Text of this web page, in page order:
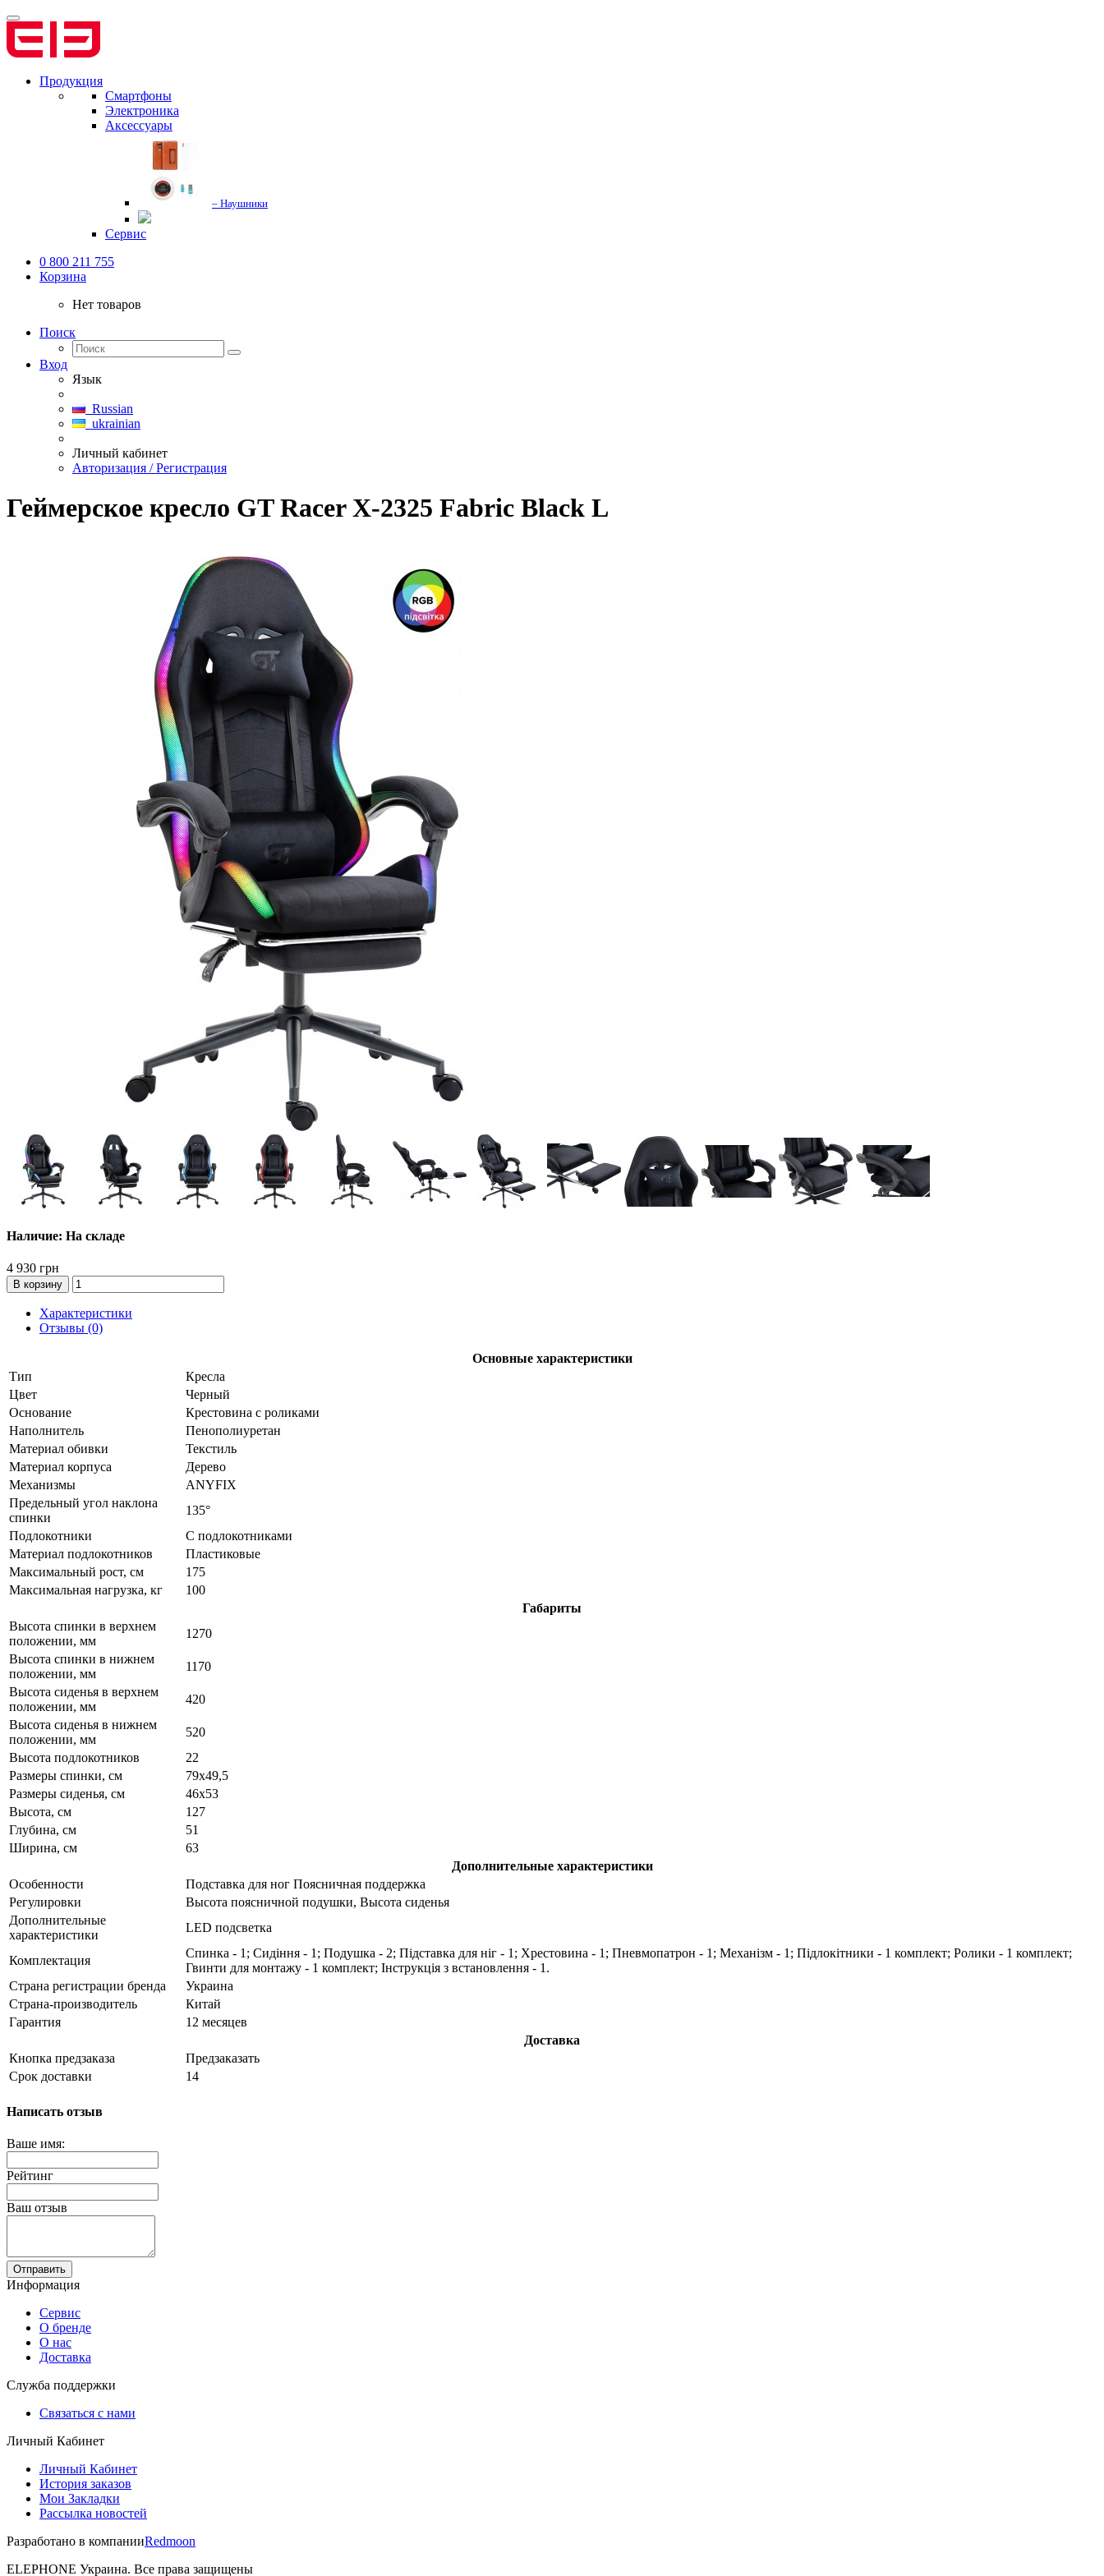
Продукция
Смартфоны
Электроника
Аксессуары
– Наушники
Сервис
0 800 211 755
Корзина
Нет товаров
Поиск
Вход
Язык
Russian
ukrainian
Личный кабинет
Авторизация / Регистрация
Геймерское кресло GT Racer X-2325 Fabric Black L
Наличие: На складе
4 930 грн
В корзину
Характеристики
Отзывы (0)
Основные характеристики
Тип
Кресла
Цвет
Черный
Основание
Крестовина с роликами
Наполнитель
Пенополиуретан
Материал обивки
Текстиль
Материал корпуса
Дерево
Механизмы
ANYFIX
Предельный угол наклона
спинки
135°
Подлокотники
С подлокотниками
Материал подлокотников
Пластиковые
Максимальный рост, см
175
Максимальная нагрузка, кг
100
Габариты
Высота спинки в верхнем
положении, мм
1270
Высота спинки в нижнем
положении, мм
1170
Высота сиденья в верхнем
положении, мм
420
Высота сиденья в нижнем
положении, мм
520
Высота подлокотников
22
Размеры спинки, см
79х49,5
Размеры сиденья, см
46х53
Высота, см
127
Глубина, см
51
Ширина, см
63
Дополнительные характеристики
Особенности
Подставка для ног Поясничная поддержка
Регулировки
Высота поясничной подушки, Высота сиденья
Дополнительные
характеристики
LED подсветка
Комплектация
Спинка - 1; Сидіння - 1; Подушка - 2; Підставка для ніг - 1; Хрестовина - 1; Пневмопатрон - 1; Механiзм - 1; Підлокітники - 1 комплект; Ролики - 1 комплект;
Гвинти для монтажу - 1 комплект; Інструкція з встановлення - 1.
Страна регистрации бренда
Украина
Страна-производитель
Китай
Гарантия
12 месяцев
Доставка
Кнопка предзаказа
Предзаказать
Срок доставки
14
Написать отзыв
Ваше имя:
Рейтинг
Ваш отзыв
Отправить
Информация
Сервис
О бренде
О нас
Доставка
Служба поддержки
Связаться с нами
Личный Кабинет
Личный Кабинет
История заказов
Мои Закладки
Рассылка новостей
Разработано в компанииRedmoon
ELEPHONE Украина. Все права защищены